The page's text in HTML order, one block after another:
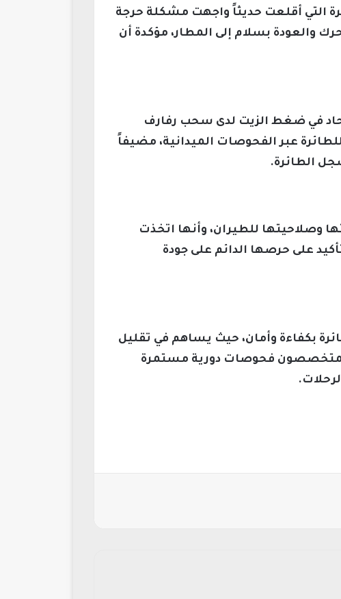
التي أقلعت حديثاً واجهت مشكلة حرجة
والعودة بسلام إلى المطار، مؤكدة أن
في ضغط الزيت لدى سحب رفارف
عبر الفحوصات الميدانية، مضيفاً
الطائرة.
وصلاحيتها للطيران، وأنها اتخذت
على حرصها الدائم على جودة
بكفاءة وأمان، حيث يساهم في تقليل
المتخصصون فحوصات دورية مستمرة